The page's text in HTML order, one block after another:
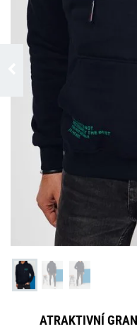
ATRAKTIVNÍ